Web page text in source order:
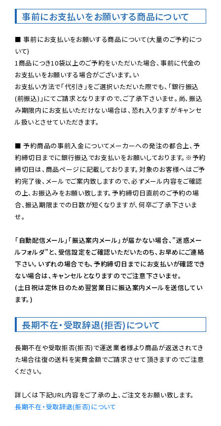
事前にお支払いをお願いする商品について
■ 事前にお支払いをお願いする商品について(大量のご予約につ
いて)
1商品につき10袋以上のご予約をいただいた場合、事前に代金の
お支払いをお願いする場合がございます。い
お支払い方法で「代引き」をご選択いただいた際でも、「銀行振込
(前振込)」にてご請求となりますので、ご了承下さいませ。尚、振込
み期限内にお支払いただけない場合は、恐れ入りますがキャンセ
ル扱いとさせていただきます。
■ 予約商品の事前入金についてメーカーへの発注の都合上、予
約締切日までに銀行振込でお支払いをお願いしております。※予約
締切日は、商品ページに記載しております。対象のお客様へはご予
約完了後、メールでご案内致しますので、必ずメール内容をご確認
の上、お振込みをお願い致します。予約締切日直前のご予約の場
合、振込期限までの日数が短くなりますが、何卒ご了承下さいま
せ。
「自動配信メール」「振込案内メール」が届かない場合、”迷惑メー
ルフォルダ”と、受信設定をご確認いただいたのち、お早めにご連絡
下さい。いずれの場合でも、予約締切日までにお支払いが確認でき
ない場合は、キャンセルとなりますのでご注意下さいませ。
(土日祝は定休日のため翌営業日に振込案内メールを送信してい
ます。)
長期不在・受取辞退(拒否)について
長期不在や受取拒否(拒否)で運送業者様より商品が返送されてき
た場合往復の送料を実費金額でご請求させて頂きますのでご注意
ください。
長期不在・受取辞退(拒否)について